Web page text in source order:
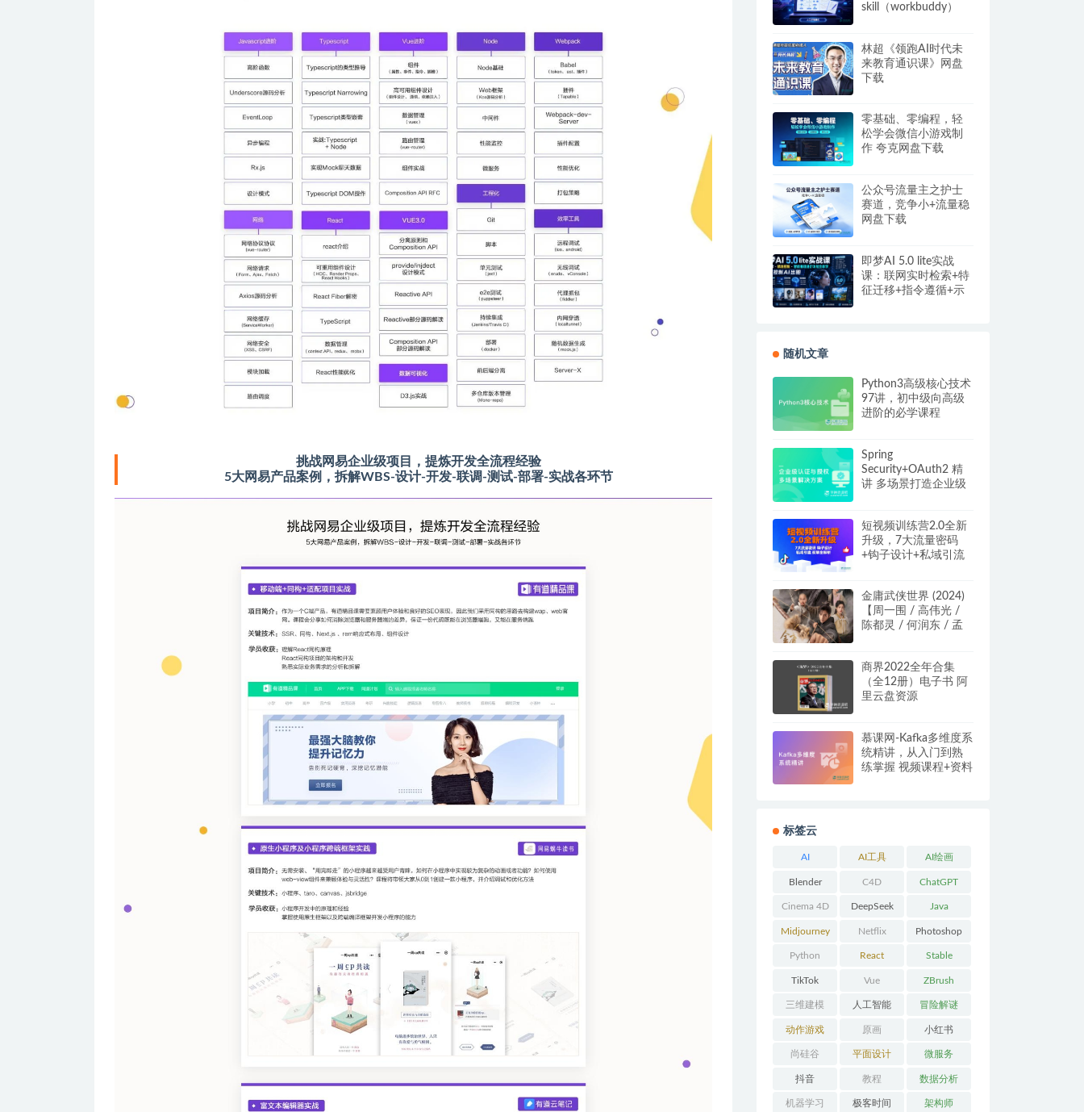
挑战网易企业级项目，提炼开发全流程经验
5大网易产品案例，拆解WBS-设计-开发-联调-测试-部署-实战各环节
skill（workbuddy）
林超《领跑AI时代未
来教育通识课》网盘
下载
零基础、零编程，轻
松学会微信小游戏制
作 夸克网盘下载
公众号流量主之护士
赛道，竞争小+流量稳
网盘下载
即梦AI 5.0 lite实战
课：联网实时检索+特
征迁移+指令遵循+示
随机文章
Python3高级核心技术
97讲，初中级向高级
进阶的必学课程
Spring
Security+OAuth2 精
讲 多场景打造企业级
短视频训练营2.0全新
升级，7大流量密码
+钩子设计+私域引流
金庸武侠世界 (2024)
【周一围 / 高伟光 /
陈都灵 / 何润东 / 孟
商界2022全年合集
（全12册）电子书 阿
里云盘资源
慕课网-Kafka多维度系
统精讲，从入门到熟
练掌握 视频课程+资料
标签云
AI AI工具 AI绘画
Blender C4D ChatGPT
Cinema 4D DeepSeek Java
Midjourney Netflix Photoshop
Python React Stable
Diffusion
TikTok Vue ZBrush
三维建模 人工智能 冒险解谜
AVG
动作游戏
ACT
原画 小红书
尚硅谷 平面设计 微服务
抖音 教程 数据分析
机器学习 极客时间 架构师